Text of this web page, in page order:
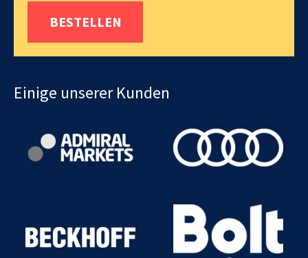
BESTELLEN
Einige unserer Kunden